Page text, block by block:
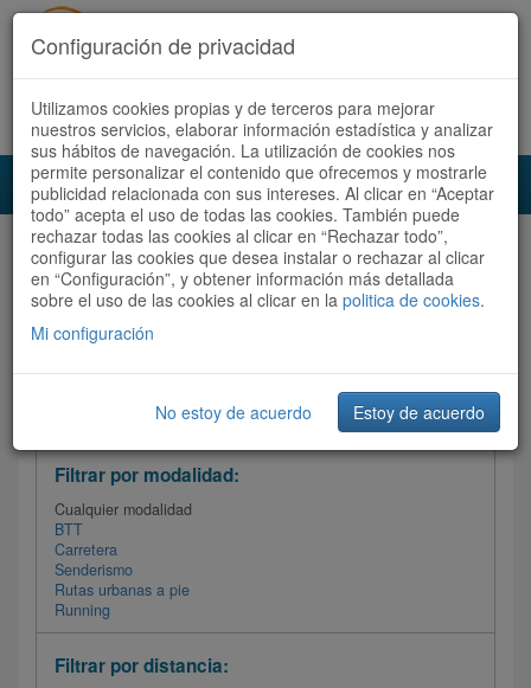
Acceder Registrate ahora Español | Català
Audioruta Todas las rutas
Todas las rutas Ordenar por:Más recientes
Filtrar las rutas
Filtrar por modalidad:
Cualquier modalidad
BTT
Carretera
Senderismo
Rutas urbanas a pie
Running
Filtrar por distancia:
Configuración de privacidad
Utilizamos cookies propias y de terceros para mejorar
nuestros servicios, elaborar información estadística y analizar
sus hábitos de navegación. La utilización de cookies nos
permite personalizar el contenido que ofrecemos y mostrarle
publicidad relacionada con sus intereses. Al clicar en “Aceptar
todo” acepta el uso de todas las cookies. También puede
rechazar todas las cookies al clicar en “Rechazar todo”,
configurar las cookies que desea instalar o rechazar al clicar
en “Configuración”, y obtener información más detallada
sobre el uso de las cookies al clicar en la politica de cookies.
Mi configuración
No estoy de acuerdo Estoy de acuerdo